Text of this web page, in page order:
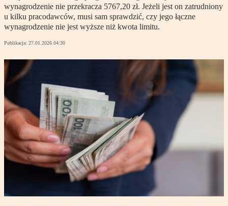
wynagrodzenie nie przekracza 5767,20 zł. Jeżeli jest on zatrudniony
u kilku pracodawców, musi sam sprawdzić, czy jego łączne
wynagrodzenie nie jest wyższe niż kwota limitu.
Publikacja: 27.01.2026 04:30